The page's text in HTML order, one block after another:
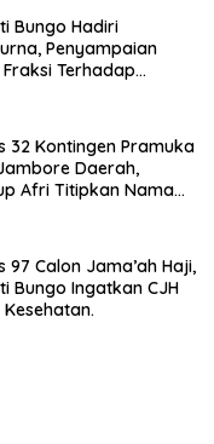
Bungo Hadiri
Penyampaian
Terhadap
32 Kontingen Pramuka
Daerah,
Afri Titipkan Nama
97 Calon Jama’ah Haji,
Bungo Ingatkan CJH